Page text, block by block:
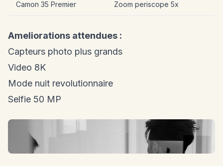
Camon 35 Premier Zoom periscope 5x
Ameliorations attendues :
Capteurs photo plus grands
Video 8K
Mode nuit revolutionnaire
Selfie 50 MP